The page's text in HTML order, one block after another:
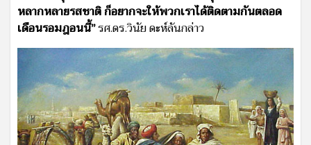
หลากหลายรสชาติ ก็อยากจะให้พวกเราได้ติดตามกันตลอด
เดือนรอมฎอนนี้”รศ.ดร.วินัย ดะห์ลันกล่าว